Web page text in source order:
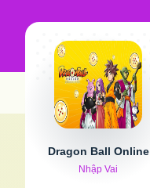
Dragon Ball Online
Nhập Vai